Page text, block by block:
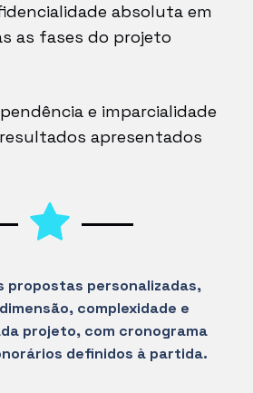
absoluta em
as fases do projeto
e imparcialidade
apresentados
propostas personalizadas,
complexidade e
projeto, com cronograma
definidos à partida.